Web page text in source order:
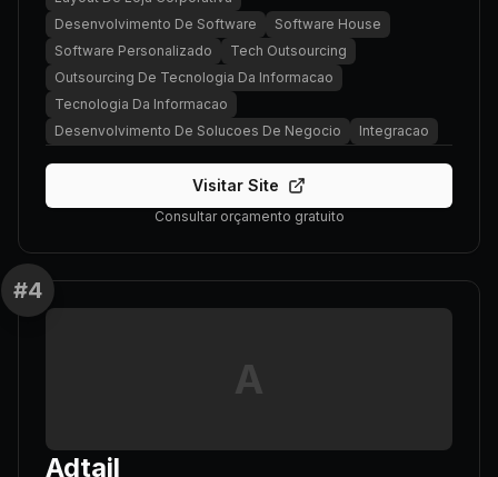
Desenvolvimento De Software
Software House
Software Personalizado
Tech Outsourcing
Outsourcing De Tecnologia Da Informacao
Tecnologia Da Informacao
Desenvolvimento De Solucoes De Negocio
Integracao
Visitar Site
Consultar orçamento gratuito
#4
A
Adtail